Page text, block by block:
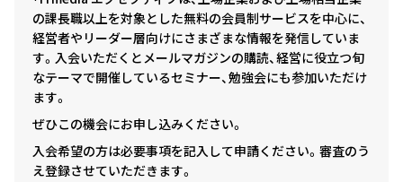
の課長職以上を対象とした無料の会員制サービスを中心に、
経営者やリーダー層向けにさまざまな情報を発信していま
す。入会いただくとメールマガジンの購読、経営に役立つ旬
なテーマで開催しているセミナー、勉強会にも参加いただけ
ます。
ぜひこの機会にお申し込みください。
入会希望の方は必要事項を記入して申請ください。審査のう
え登録させていただきます。